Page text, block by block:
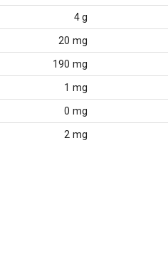
4 g
20 mg
190 mg
1 mg
0 mg
2 mg